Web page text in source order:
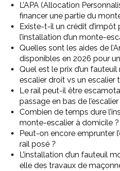
L’APA (Allocation
financer une partie du
Existe-t-il un crédit d’impôt
l’installation d’un monte-
Quelles sont les aides de
disponibles en 2026 pour
Quel est le prix d’un
escalier droit vs un escalier
Le rail peut-il être
passage en bas de l’escalier
Combien de temps dure
monte-escalier à domicile ?
Peut-on encore emprunter
rail posé ?
L’installation d’un fauteuil
elle des travaux de